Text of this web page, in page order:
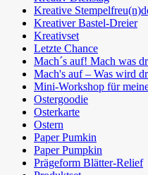
Kreative
Kreativer Bastel-Dreier
Kreativset
Letzte Chance
Mach´s auf! Mach was
Mach's auf – Was wird
Mini-Workshop für
Ostergoodie
Osterkarte
Ostern
Paper Pumkin
Paper Pumpkin
Prägeform Blätter-Relief